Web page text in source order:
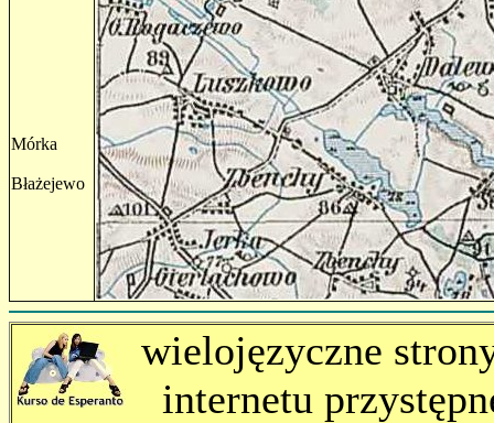
Mórka
Błażejewo
wielojęzyczne
internetu